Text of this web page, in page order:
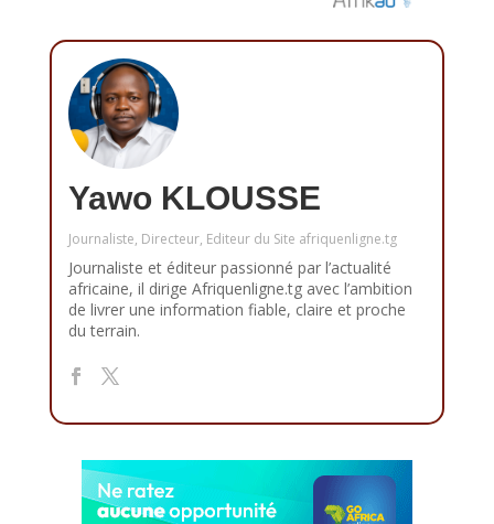
Yawo KLOUSSE
Journaliste, Directeur, Editeur du Site afriquenligne.tg
Journaliste et éditeur passionné par l’actualité
africaine, il dirige Afriquenligne.tg avec l’ambition
de livrer une information fiable, claire et proche
du terrain.